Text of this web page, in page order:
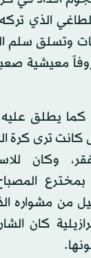
الذي
وتسلق سلم
معيشية
كما يطلق
كانت ترى كرة
وكان
بمخترع
من مشواره
كان